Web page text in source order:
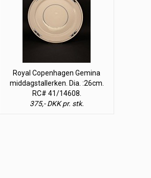
Royal Copenhagen Gemina
middagstallerken. Dia. :26cm.
RC# 41/14608.
375,- DKK pr. stk.